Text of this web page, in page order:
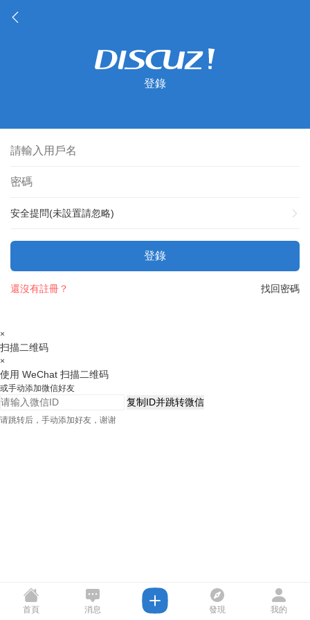
登錄
安全提問(未設置請忽略)
登錄
找回密碼
還沒有註冊？
×
扫描二维码
×
使用 WeChat 扫描二维码
或手动添加微信好友
复制ID并跳转微信
请跳转后，手动添加好友，谢谢
首頁 消息 發現 我的